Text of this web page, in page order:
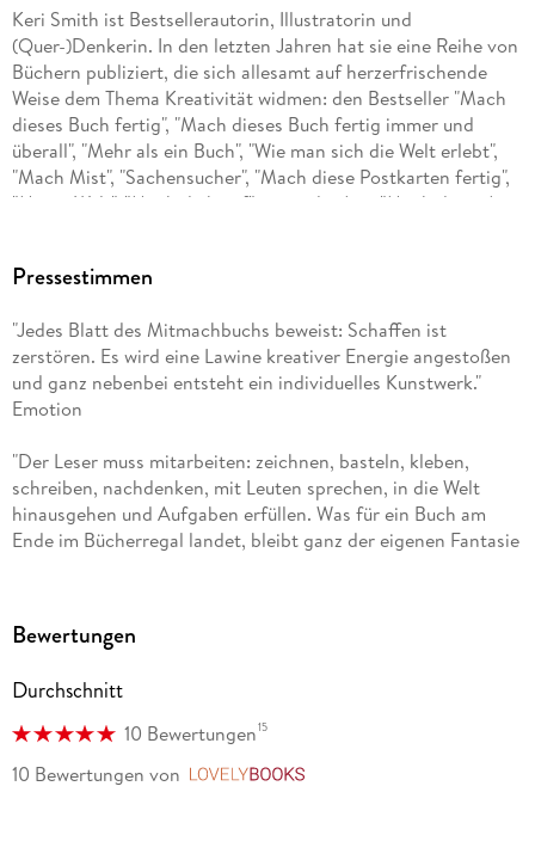
Keri Smith ist Bestsellerautorin, Illustratorin und
(Quer-)Denkerin. In den letzten Jahren hat sie eine Reihe von
Büchern publiziert, die sich allesamt auf herzerfrischende
Weise dem Thema Kreativität widmen: den Bestseller "Mach
dieses Buch fertig", "Mach dieses Buch fertig immer und
überall", "Mehr als ein Buch", "Wie man sich die Welt erlebt",
"Mach Mist", "Sachensucher", "Mach diese Postkarten fertig",
"Meine Welt", "Mach dich auf" sowie die App "Mach diese App
Kindern. Mehr auf machdiesesbuchfertig. de und auf der
Pressestimmen
"Jedes Blatt des Mitmachbuchs beweist: Schaffen ist
zerstören. Es wird eine Lawine kreativer Energie angestoßen
und ganz nebenbei entsteht ein individuelles Kunstwerk."
Emotion
"Der Leser muss mitarbeiten: zeichnen, basteln, kleben,
schreiben, nachdenken, mit Leuten sprechen, in die Welt
hinausgehen und Aufgaben erfüllen. Was für ein Buch am
Ende im Bücherregal landet, bleibt ganz der eigenen Fantasie
"Eine lustige Idee zur Förderung der Kreativität von
gestalterischen Basteln haben." ZeitPunkt
Bewertungen
Durchschnitt
10 Bewertungen15
10 Bewertungen von